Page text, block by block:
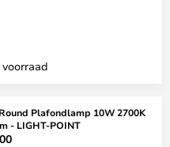
Plafondlamp 10W 2700K
- LIGHT-POINT